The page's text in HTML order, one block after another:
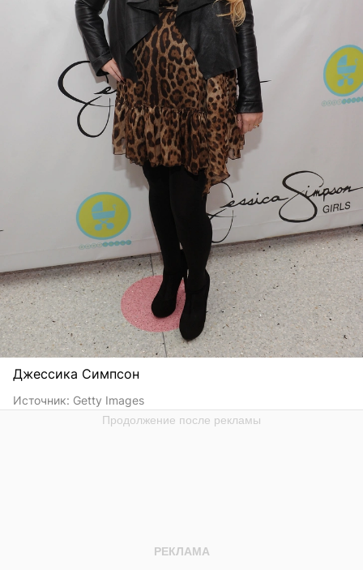
Джессика Симпсон
Источник: Getty Images